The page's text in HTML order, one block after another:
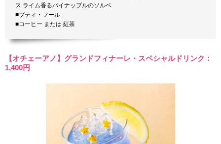
ス ライム香るパイナップルのソルベ
■プティ・フール
■コーヒー または 紅茶
【オチェーアノ】グランドフィナーレ・スペシャルドリンク：
1,400円